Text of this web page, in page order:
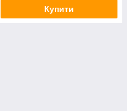
Купити